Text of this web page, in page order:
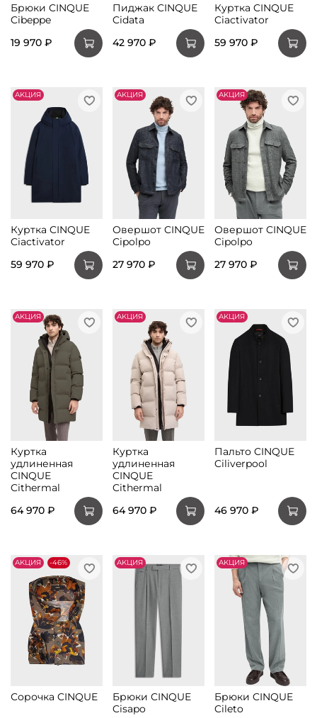
Брюки CINQUE
Cibeppe
19 970 ₽
Пиджак CINQUE
Cidata
42 970 ₽
Куртка CINQUE
Ciactivator
59 970 ₽
АKЦИЯ
Куртка CINQUE
Ciactivator
59 970 ₽
АKЦИЯ
Овершот CINQUE
Cipolpo
27 970 ₽
АKЦИЯ
Овершот CINQUE
Cipolpo
27 970 ₽
АKЦИЯ
Куртка
удлиненная
CINQUE
Cithermal
64 970 ₽
АKЦИЯ
Куртка
удлиненная
CINQUE
Cithermal
64 970 ₽
АKЦИЯ
Пальто CINQUE
Ciliverpool
46 970 ₽
АKЦИЯ -46%
Сорочка CINQUE
АKЦИЯ
Брюки CINQUE
Cisapo
АKЦИЯ
Брюки CINQUE
Cileto